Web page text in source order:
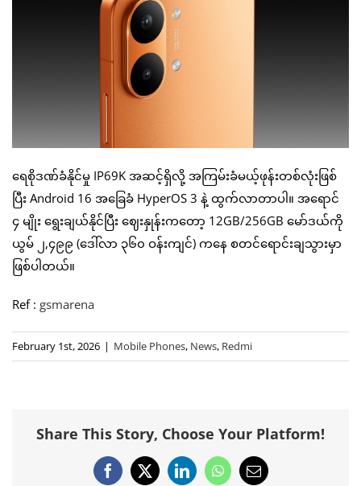
ရေစိုဒဏ်ခံနိုင်မှု IP69K အဆင့်ရှိလို့ အကြမ်းခံမယ့်ဖုန်းတစ်လုံးဖြစ်
ပြီး Android 16 အခြေခံ HyperOS 3 နဲ့ ထွက်လာတာပါ။ အရောင်
၄ မျိုး ရွေးချယ်နိုင်ပြီး ဈေးနှုန်းကတော့ 12GB/256GB မော်ဒယ်ကို
ယွမ် ၂,၄၉၉ (ဒေါ်လာ ၃၆၀ ဝန်းကျင်) ကနေ စတင်ရောင်းချသွားမှာ
ဖြစ်ပါတယ်။
Ref : gsmarena
February 1st, 2026 | Mobile Phones, News, Redmi
Share This Story, Choose Your Platform!
Facebook
X LinkedInWhatsApp
Email